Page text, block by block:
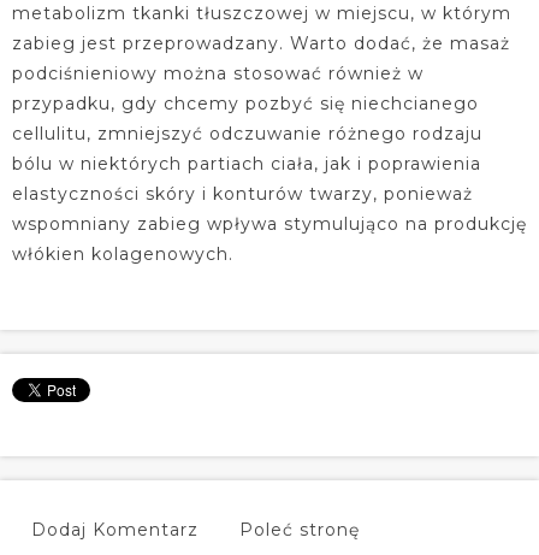
metabolizm tkanki tłuszczowej w miejscu, w którym
zabieg jest przeprowadzany. Warto dodać, że masaż
podciśnieniowy można stosować również w
przypadku, gdy chcemy pozbyć się niechcianego
cellulitu, zmniejszyć odczuwanie różnego rodzaju
bólu w niektórych partiach ciała, jak i poprawienia
elastyczności skóry i konturów twarzy, ponieważ
wspomniany zabieg wpływa stymulująco na produkcję
włókien kolagenowych.
Dodaj Komentarz Poleć stronę